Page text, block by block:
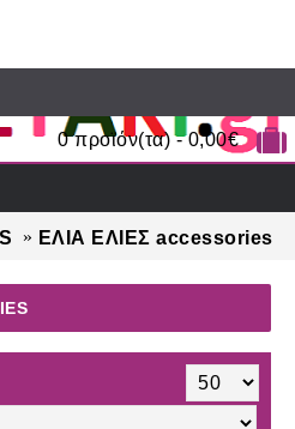
0 προϊόν(τα) - 0,00€
ΕΛΙΑ ΕΛΙΕΣ accessories